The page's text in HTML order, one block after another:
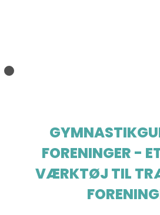
FORENINGER -
VÆRKTØJ TIL